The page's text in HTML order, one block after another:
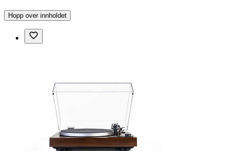
Hopp over innholdet